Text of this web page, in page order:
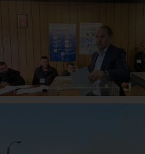
Lončar o Opštoj bolnici u Novom
Pazaru: „Šta glumite? Taksi stanicu?“